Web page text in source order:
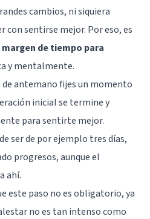
cambios, ni siquiera
con sentirse mejor. Por eso, es
de tiempo para
y mentalmente.
de antemano fijes un momento
inicial se termine y
para sentirte mejor.
ser de por ejemplo tres días,
progresos, aunque el
ahí.
este paso no es obligatorio, ya
no es tan intenso como